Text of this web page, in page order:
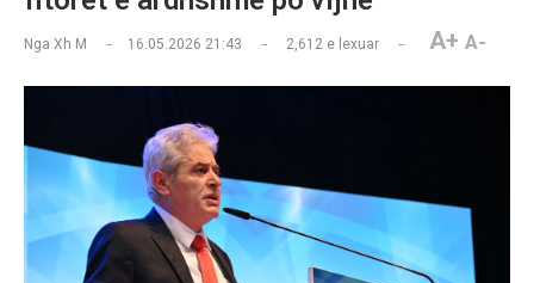
Nga Xh M 16.05.2026 21:43 2,612 e lexuar A+ A-